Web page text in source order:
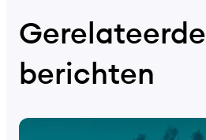
Gerelateerde
berichten